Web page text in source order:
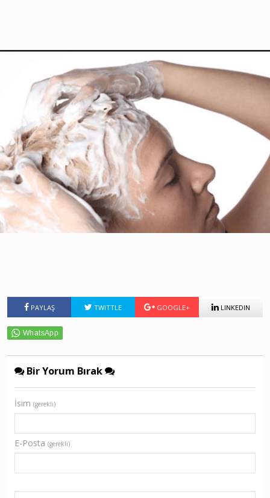
PAYLAŞ TWITTLE GOOGLE+ LINKEDIN
Bir Yorum Bırak
İsim (gerekli)
E-Posta (gerekli)